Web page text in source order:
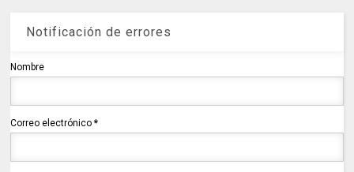
Notificación de errores
Nombre
Correo electrónico*